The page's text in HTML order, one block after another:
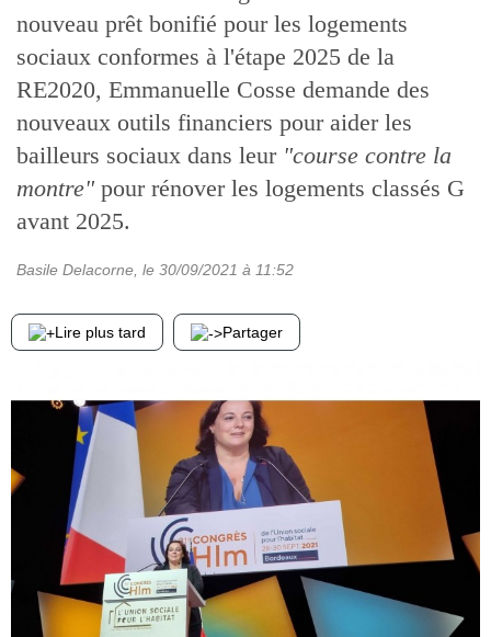
nouveau prêt bonifié pour les logements
sociaux conformes à l'étape 2025 de la
RE2020, Emmanuelle Cosse demande des
nouveaux outils financiers pour aider les
bailleurs sociaux dans leur "course contre la
montre"pour rénover les logements classés G
avant 2025.
Basile Delacorne , le 30/09/2021 à 11:52
Lire plus tard Partager